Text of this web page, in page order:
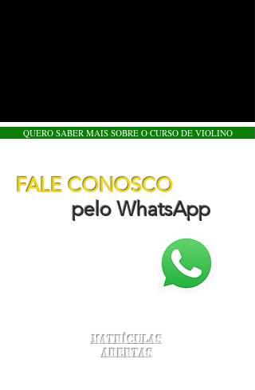
QUERO SABER MAIS SOBRE O CURSO DE VIOLINO
FALE CONOSCO
pelo WhatsApp
Matrículas
Abertas